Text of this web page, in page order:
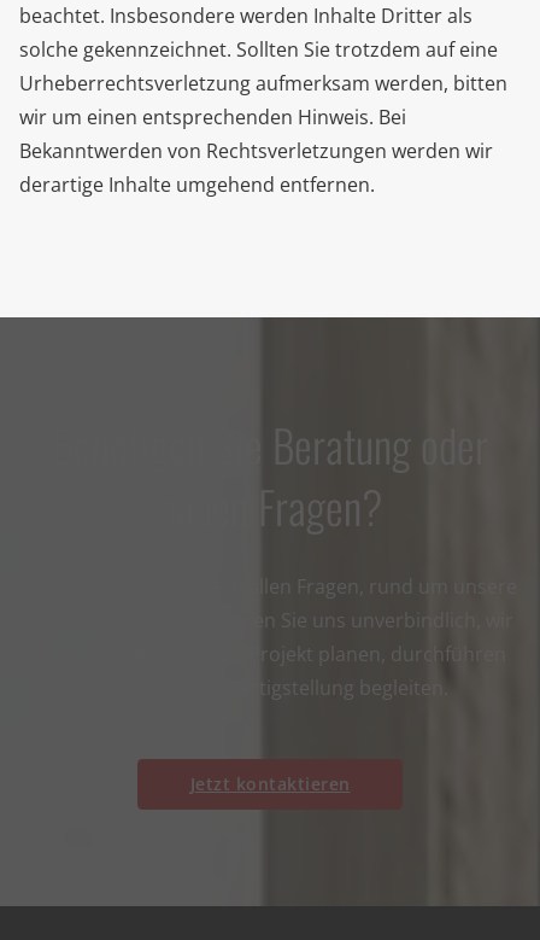
beachtet. Insbesondere werden Inhalte Dritter als
solche gekennzeichnet. Sollten Sie trotzdem auf eine
Urheberrechtsverletzung aufmerksam werden, bitten
wir um einen entsprechenden Hinweis. Bei
Bekanntwerden von Rechtsverletzungen werden wir
derartige Inhalte umgehend entfernen.
Benötigen Sie Beratung oder
haben Fragen?
Gerne beraten wir Sie in allen Fragen, rund um unsere
Fachbereiche. Kontaktieren Sie uns unverbindlich, wir
werden gemeinsam Ihr Projekt planen, durchführen
und Sie bis zur Fertigstellung begleiten.
Jetzt kontaktieren